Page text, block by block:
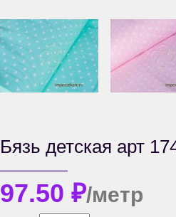
Бязь детская арт
97.50 ₽/метр